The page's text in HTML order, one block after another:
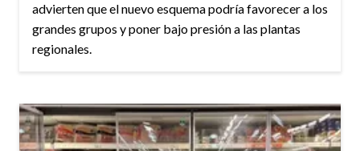
advierten que el nuevo esquema podría favorecer a los
grandes grupos y poner bajo presión a las plantas
regionales.